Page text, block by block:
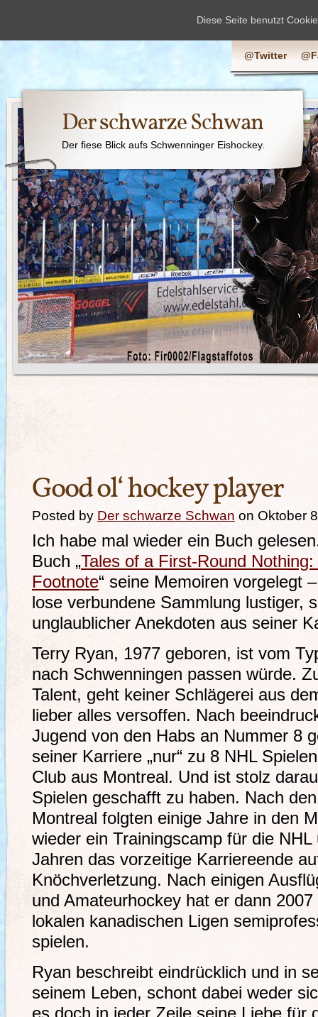
@Twitter
Der schwarze Schwan
Der fiese Blick aufs Schwenninger Eishockey.
Good ol‘ hockey player
Posted by Der schwarze Schwan on Oktober
Ich habe mal wieder ein Buch
Buch „Tales of a First-Round
Footnote“ seine Memoiren vorgelegt
lose verbundene Sammlung lustiger,
unglaublicher Anekdoten aus seiner
Terry Ryan, 1977 geboren, ist vom
nach Schwenningen passen würde.
Talent, geht keiner Schlägerei aus
lieber alles versoffen. Nach
Jugend von den Habs an Nummer 8
seiner Karriere „nur“ zu 8 NHL
Club aus Montreal. Und ist stolz
Spielen geschafft zu haben. Nach
Montreal folgten einige Jahre in den
wieder ein Trainingscamp für die
Jahren das vorzeitige Karriereende
Knöchverletzung. Nach einigen
und Amateurhockey hat er dann
lokalen kanadischen Ligen
spielen.
Ryan beschreibt eindrücklich und in
seinem Leben, schont dabei weder
Diese Seite benutzt